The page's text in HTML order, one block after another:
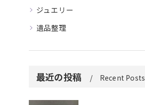
ジュエリー
遺品整理
最近の投稿 Recent Posts